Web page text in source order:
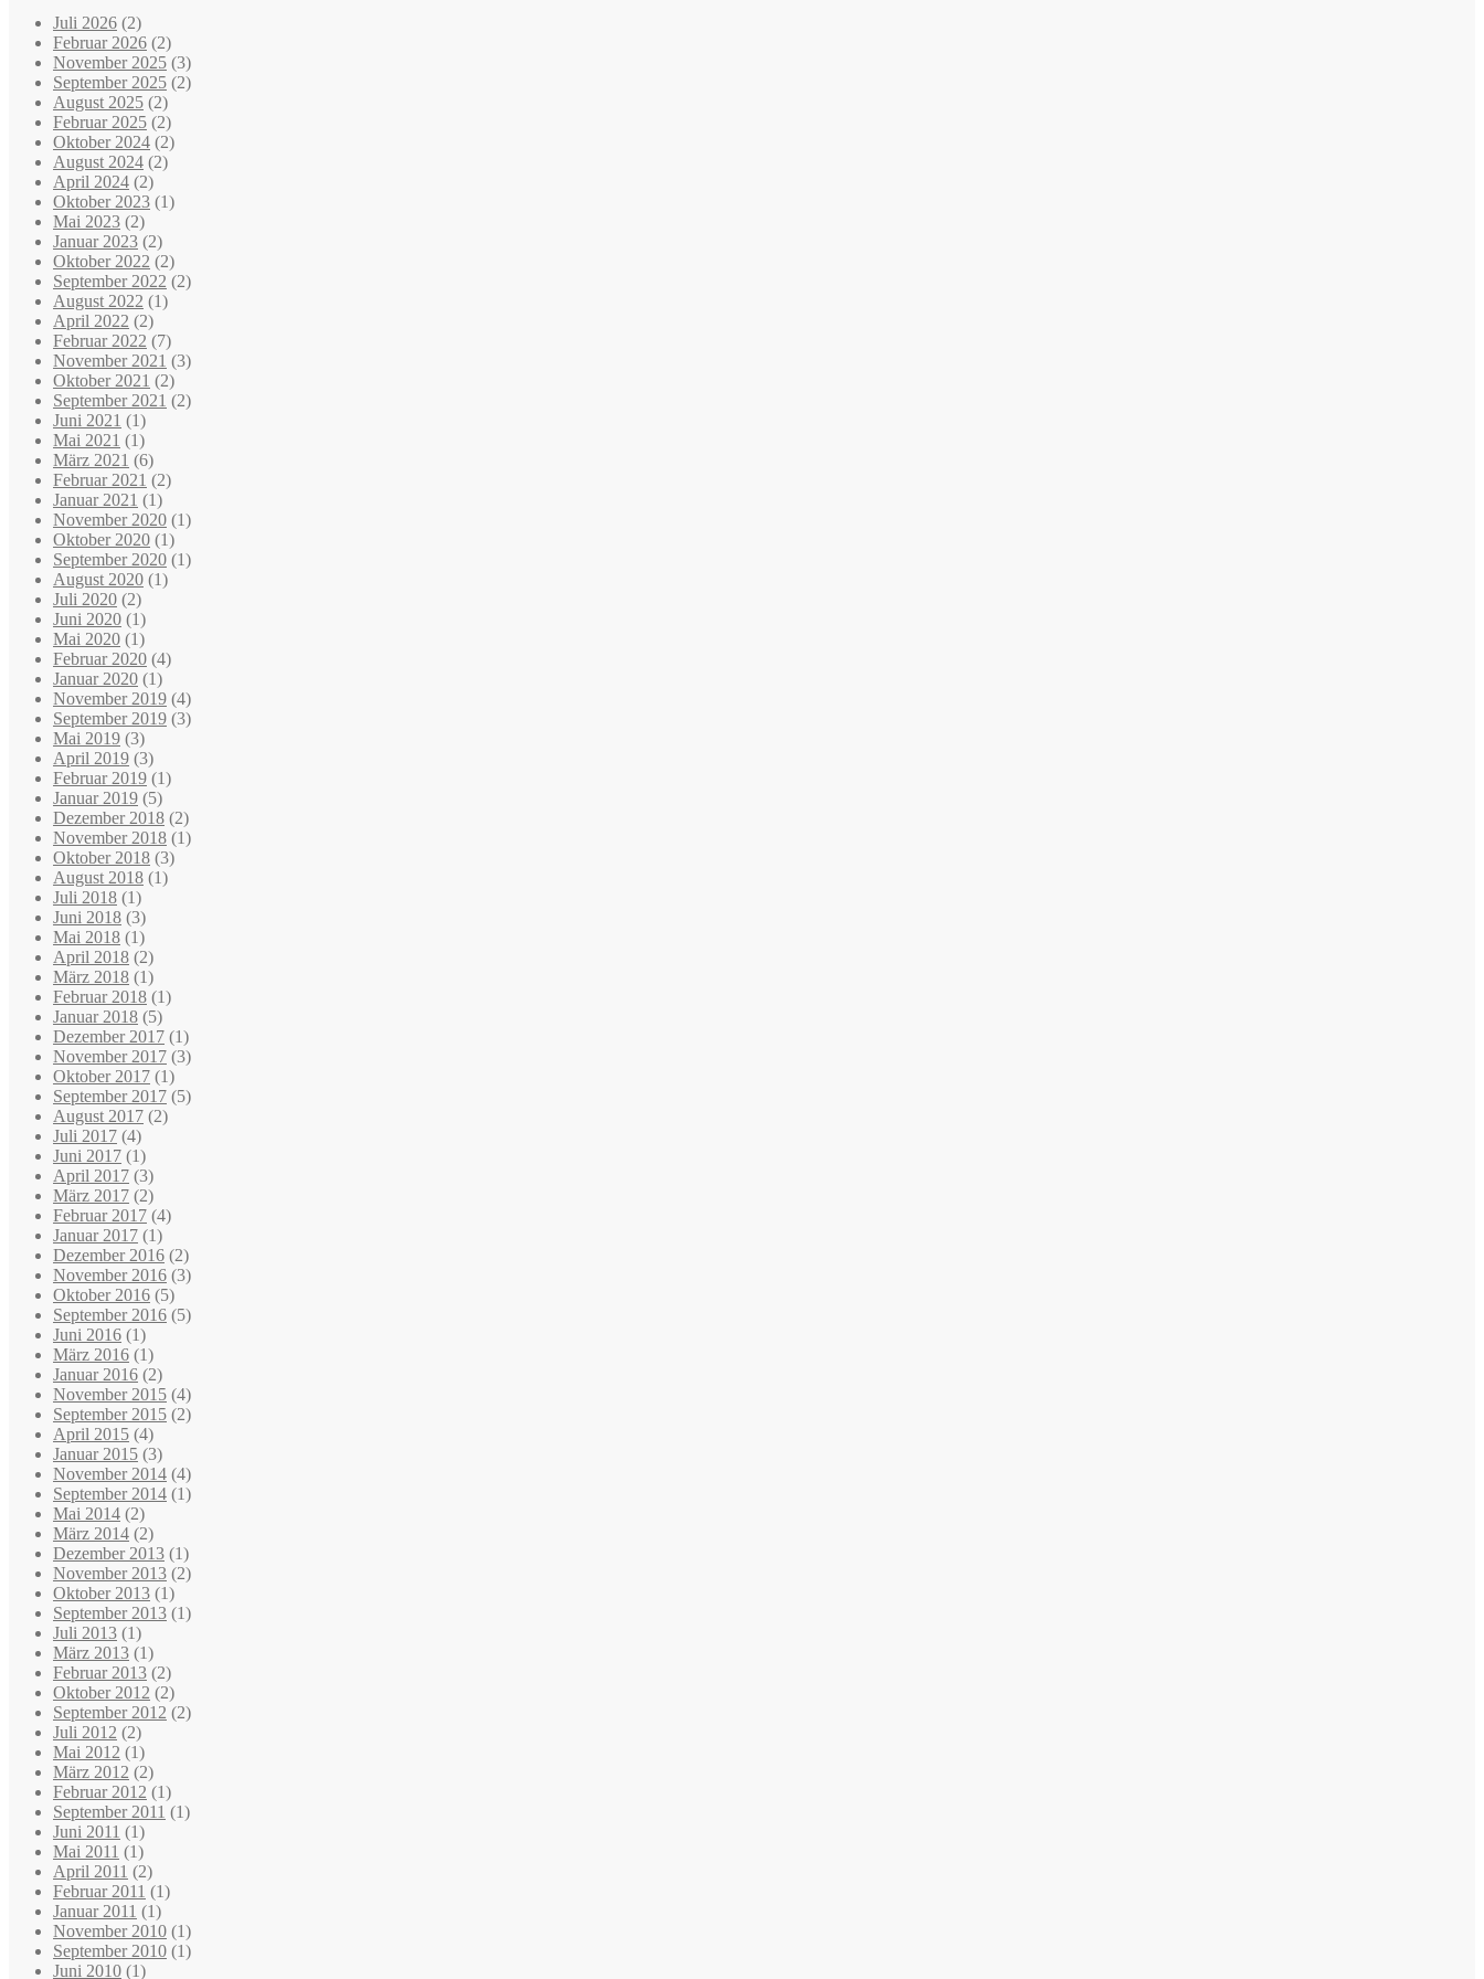
Juli 2026 (2)
Februar 2026 (2)
November 2025 (3)
September 2025 (2)
August 2025 (2)
Februar 2025 (2)
Oktober 2024 (2)
August 2024 (2)
April 2024 (2)
Oktober 2023 (1)
Mai 2023 (2)
Januar 2023 (2)
Oktober 2022 (2)
September 2022 (2)
August 2022 (1)
April 2022 (2)
Februar 2022 (7)
November 2021 (3)
Oktober 2021 (2)
September 2021 (2)
Juni 2021 (1)
Mai 2021 (1)
März 2021 (6)
Februar 2021 (2)
Januar 2021 (1)
November 2020 (1)
Oktober 2020 (1)
September 2020 (1)
August 2020 (1)
Juli 2020 (2)
Juni 2020 (1)
Mai 2020 (1)
Februar 2020 (4)
Januar 2020 (1)
November 2019 (4)
September 2019 (3)
Mai 2019 (3)
April 2019 (3)
Februar 2019 (1)
Januar 2019 (5)
Dezember 2018 (2)
November 2018 (1)
Oktober 2018 (3)
August 2018 (1)
Juli 2018 (1)
Juni 2018 (3)
Mai 2018 (1)
April 2018 (2)
März 2018 (1)
Februar 2018 (1)
Januar 2018 (5)
Dezember 2017 (1)
November 2017 (3)
Oktober 2017 (1)
September 2017 (5)
August 2017 (2)
Juli 2017 (4)
Juni 2017 (1)
April 2017 (3)
März 2017 (2)
Februar 2017 (4)
Januar 2017 (1)
Dezember 2016 (2)
November 2016 (3)
Oktober 2016 (5)
September 2016 (5)
Juni 2016 (1)
März 2016 (1)
Januar 2016 (2)
November 2015 (4)
September 2015 (2)
April 2015 (4)
Januar 2015 (3)
November 2014 (4)
September 2014 (1)
Mai 2014 (2)
März 2014 (2)
Dezember 2013 (1)
November 2013 (2)
Oktober 2013 (1)
September 2013 (1)
Juli 2013 (1)
März 2013 (1)
Februar 2013 (2)
Oktober 2012 (2)
September 2012 (2)
Juli 2012 (2)
Mai 2012 (1)
März 2012 (2)
Februar 2012 (1)
September 2011 (1)
Juni 2011 (1)
Mai 2011 (1)
April 2011 (2)
Februar 2011 (1)
Januar 2011 (1)
November 2010 (1)
September 2010 (1)
Juni 2010 (1)